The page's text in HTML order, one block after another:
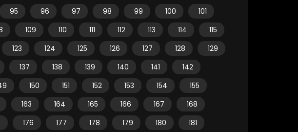
95 96 97 98 99 100
101
109 110 111 112 113 114
115
123 124 125 126 127 128
129
137 138 139 140 141
142
150 151 152 153 154
155
163 164 165 166 167
168
176 177 178 179 180
181